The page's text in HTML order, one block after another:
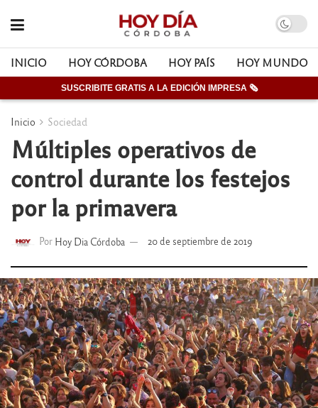
INICIO HOY CÓRDOBA HOY PAÍS HOY MUNDO
SUSCRIBITE GRATIS A LA EDICIÓN IMPRESA 🗞
Inicio Sociedad
Múltiples operativos de
control durante los festejos
por la primavera
Por Hoy Dia Córdoba 20 de septiembre de 2019